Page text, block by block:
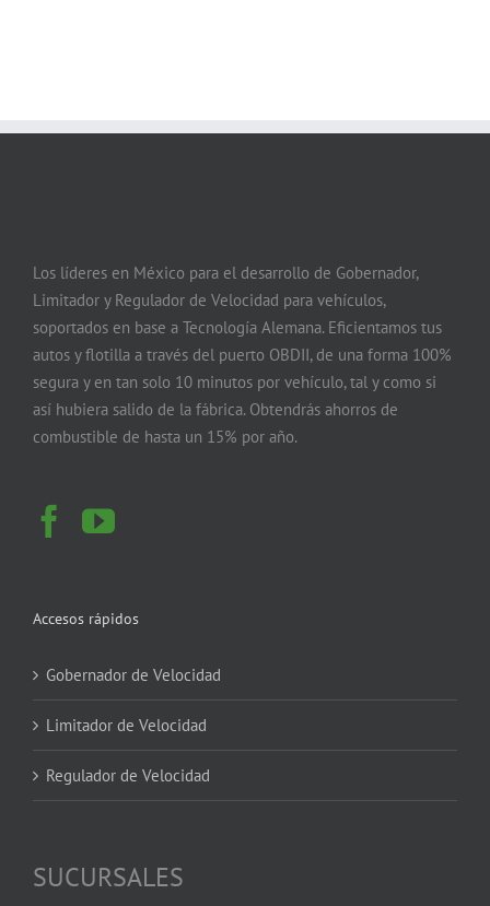
Los líderes en México para el desarrollo de Gobernador,
Limitador y Regulador de Velocidad para vehículos,
soportados en base a Tecnología Alemana. Eficientamos tus
autos y flotilla a través del puerto OBDII, de una forma 100%
segura y en tan solo 10 minutos por vehículo, tal y como si
así hubiera salido de la fábrica. Obtendrás ahorros de
combustible de hasta un 15% por año.
Accesos rápidos
Gobernador de Velocidad
Limitador de Velocidad
Regulador de Velocidad
SUCURSALES